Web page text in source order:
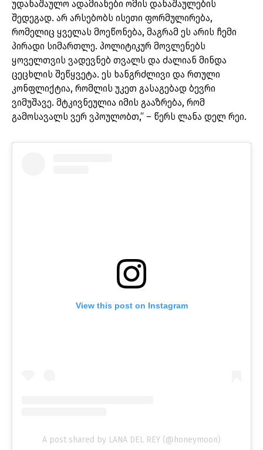
უდანაშაულო ადამიანები ომის დანაშაულების
შედეგად. არ არსებობს ისეთი ფორმულირება,
რომელიც ყველას მოეწონება, მაგრამ ეს არის ჩემი
პირადი სიმართლე. პოლიტიკურ მოვლენებს
ყოველთვის ვადევნებ თვალს და ძალიან მინდა
ცეცხლის შეწყვეტა. ეს ხანგრძლივი და რთული
კონფლიქტია, რომლის უკეთ გასაგებად ბევრი
ვიმუშავე. მტკივნეულია იმის გააზრება, რომ
გამოსავალს ვერ ვპოულობთ,“ – წერს ლანა დელ რეი.
View this post on Instagram
A post shared by LANA DEL REY (@honeymoon)